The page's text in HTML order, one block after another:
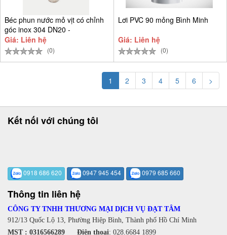
Béc phun nước mỏ vịt có chỉnh
góc inox 304 DN20 -
Giá: Liên hệ
(0)
Lơi PVC 90 mỏng Bình Minh
Giá: Liên hệ
(0)
1 2 3 4 5 6 >
Kết nối với chúng tôi
0918 686 620 0947 945 454 0979 685 660
Thông tin liên hệ
CÔNG TY TNHH THƯƠNG MẠI DỊCH VỤ ĐẠT TÂM
912/13 Quốc Lộ 13, Phường Hiệp Bình, Thành phố Hồ Chí Minh
MST : 0316566289 Điện thoại: 028.6684 1899